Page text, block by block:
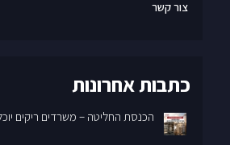
צור קשר
כתבות אחרונות
הכנסת החליטה – משרדים ריקים